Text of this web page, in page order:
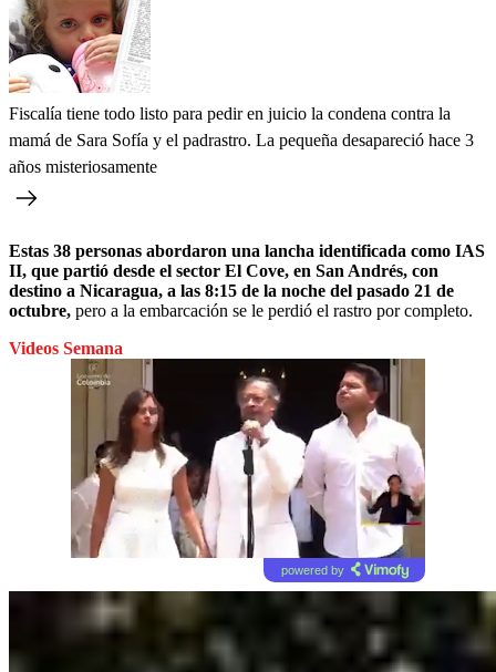
Fiscalía tiene todo listo para pedir en juicio la condena contra la
mamá de Sara Sofía y el padrastro. La pequeña desapareció hace 3
años misteriosamente
Estas 38 personas abordaron una lancha identificada como IAS
II, que partió desde el sector El Cove, en San Andrés, con
destino a Nicaragua, a las 8:15 de la noche del pasado 21 de
octubre, pero a la embarcación se le perdió el rastro por completo.
Videos Semana
powered by